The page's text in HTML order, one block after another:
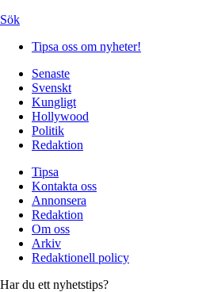
Sök
Tipsa oss om nyheter!
Senaste
Svenskt
Kungligt
Hollywood
Politik
Redaktion
Tipsa
Kontakta oss
Annonsera
Redaktion
Om oss
Arkiv
Redaktionell policy
Har du ett nyhetstips?